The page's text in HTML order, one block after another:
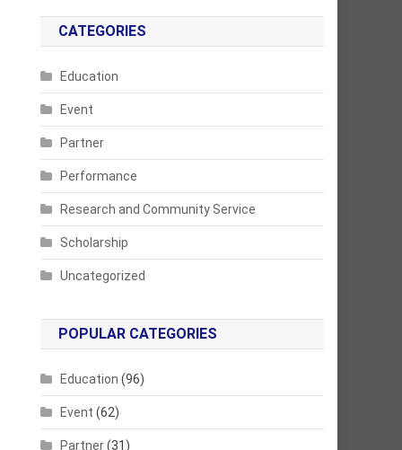
CATEGORIES
Education
Event
Partner
Performance
Research and Community Service
Scholarship
Uncategorized
POPULAR CATEGORIES
Education (96)
Event (62)
Partner(31)